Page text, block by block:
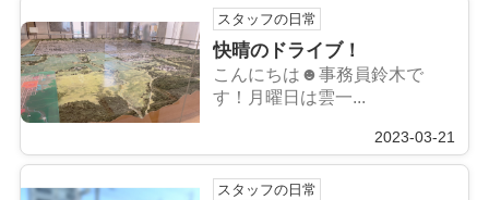
スタッフの日常
快晴のドライブ！
こんにちは☻事務員鈴木で
す！月曜日は雲一...
2023-03-21
スタッフの日常